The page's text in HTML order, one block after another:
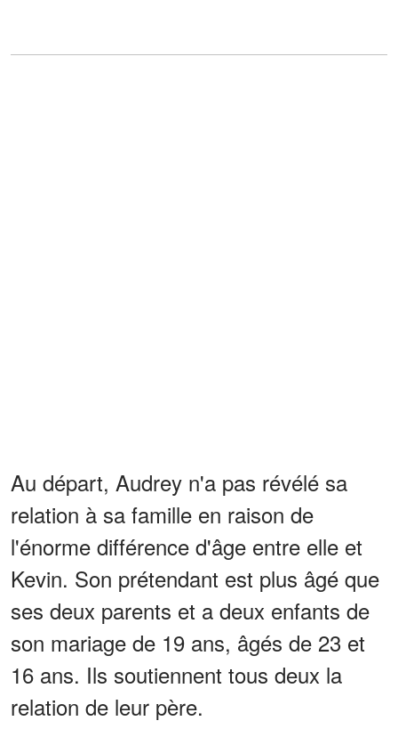
Au départ, Audrey n'a pas révélé sa
relation à sa famille en raison de
l'énorme différence d'âge entre elle et
Kevin. Son prétendant est plus âgé que
ses deux parents et a deux enfants de
son mariage de 19 ans, âgés de 23 et
16 ans. Ils soutiennent tous deux la
relation de leur père.